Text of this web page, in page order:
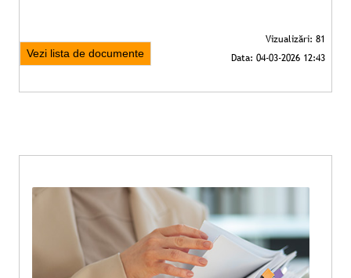
Vezi lista de documente